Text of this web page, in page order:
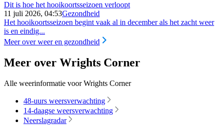
Dit is hoe het hooikoortsseizoen verloopt
11 juli 2026, 04:53Gezondheid
Het hooikoortsseizoen begint vaak al in december als het zacht weer
is en eindig...
Meer over weer en gezondheid
Meer over Wrights Corner
Alle weerinformatie voor Wrights Corner
48-uurs weersverwachting
14-daagse weersverwachting
Neerslagradar